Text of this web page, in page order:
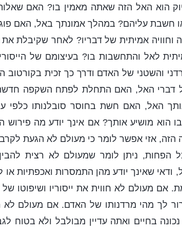
הוא האל הזה שאתה מאמין בו? האם
חשבת עליהם? במהלך אמונתך באל, האם
וחוויה אמיתית של דבריו? לאחר שקיבלת
לאל והתחשבות בו? בעיצומם של
והשטני של האדם ודרך כך זכית
דברי האל, האם התחלת לפתח השקפה
האל, האם חשת בחוסר סובלנותו כלפי
הוא מושיע אותך? אם אינך יודע מה פירוש
הזה, אזי אפשר לומר כי מעולם לא הגעת
ניתן לומר שמעולם לא רצית להבין
שאינך יודע מהן התמסרות ואכפתיות
מעולם לא חווית את ייסוריו ושיפוטו של
לך מהי מרדנותו של האדם. אם מעולם
בחיים ואתה עדיין מבולבל ולא בטוח